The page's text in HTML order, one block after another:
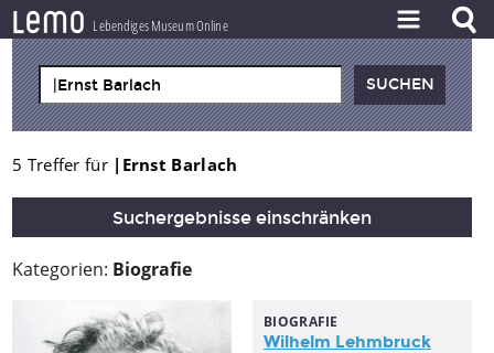
lemo Lebendiges Museum Online
ZEITSTRAHL
THEMEN
ZEITZEUGEN
BESTAND
5 Treffer für |Ernst Barlach
Suchergebnisse einschränken
Kategorien: Biografie
BIOGRAFIE
Wilhelm Lehmbruck